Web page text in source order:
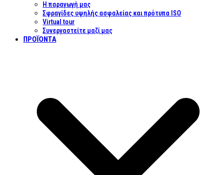
Η παραγωγή μας
Σφραγίδες υψηλής ασφαλείας και πρότυπα ISO
Virtual tour
Συνεργαστείτε μαζί μας
ΠΡΟΪΌΝΤΑ